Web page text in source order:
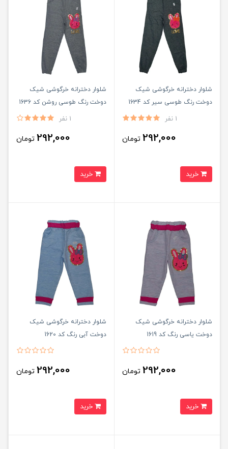
شلوار دخترانه خرگوشی شیک
دوخت رنگ طوسی سیر کد 1634
1 نفر
292,000 تومان
شلوار دخترانه خرگوشی شیک
دوخت رنگ طوسی روشن کد 1636
1 نفر
292,000 تومان
شلوار دخترانه خرگوشی شیک
دوخت یاسی رنگ کد 1619
292,000 تومان
شلوار دخترانه خرگوشی شیک
دوخت آبی رنگ کد 1620
292,000 تومان